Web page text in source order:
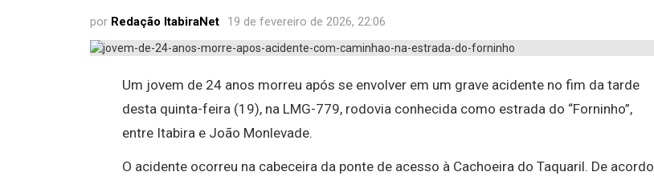
por Redação ItabiraNet 19 de fevereiro de 2026, 22:06
Um jovem de 24 anos morreu após se envolver em um grave acidente no fim da tarde
desta quinta-feira (19), na LMG-779, rodovia conhecida como estrada do “Forninho”,
entre Itabira e João Monlevade.
O acidente ocorreu na cabeceira da ponte de acesso à Cachoeira do Taquaril. De acordo